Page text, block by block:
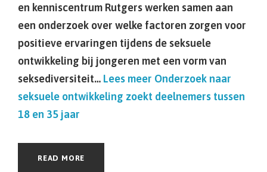
en kenniscentrum Rutgers werken samen aan
een onderzoek over welke factoren zorgen voor
positieve ervaringen tijdens de seksuele
ontwikkeling bij jongeren met een vorm van
seksediversiteit… Lees meer Onderzoek naar
seksuele ontwikkeling zoekt deelnemers tussen
18 en 35 jaar
READ MORE